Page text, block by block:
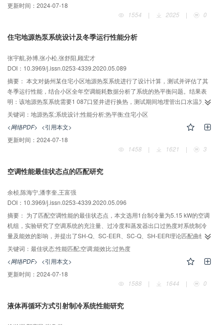
范围内均可实现100%以上的额定制冷量，COP可达3.96~6.25，满足过渡季节
工况下的运行需求。室外温度低于﹣5 ℃时，使用单氟泵驱动可满足额定制冷
更新时间： 2024-07-18
1554
| 2025 | 0
住宅地源热泵系统设计及冬季运行性能分析
张宇航,孙博,张小松,张舒阳,顾宏才
DOI：10.3969/j.issn.0253-4339.2020.05.089
摘要： 本文对扬州某住宅小区地源热泵系统进行了设计计算，测试并评估了其
冬季运行性能，结合小区全年空调能耗数据分析了系统的热平衡问题。结果表
明：该地源热泵系统需要1 087口竖井进行换热，测试期间地埋管出口水温为
8.5~9.0 ℃，机组性能系数为3.67~4.17，系统性能系数为2.66。系统性能系数
较低的主要原因可能是：一方面，结合测试数据得出，低部分负荷率下系统小
温差大流量运行，导致水泵能耗较高；另一方面，结合小区全年空调能耗数据
得出，系统冬季取热量和夏季放热量不平衡，导致土壤温度有所下降。
关键词： 地源热泵;系统设计;性能分析;热平衡;住宅小区
<网络PDF> <引用本文>
更新时间： 2024-07-18
1458
| 1621 | 3
空调性能最佳状态点的匹配研究
余桢,陈海宁,潘李奎,王富强
DOI：10.3969/j.issn.0253-4339.2020.05.096
摘要： 为了匹配空调性能的最佳状态点，本文选用1台制冷量为5.15 kW的空调
机组，实验研究了空调系统的充注量、过冷度和蒸发器出口过热度对系统制冷
量及能效的影响，并提出了SH-Q、SC-EER、SC-Q、SH-EER理论匹配曲线，
通过曲线匹配出空调系统的最佳状态点。实现最佳状态点匹配的途径可分为两
部分：1）首次充注制冷剂充注量，根据匹配曲线找到系统最适宜的蒸发过热度
和冷凝过冷度；2）根据蒸发过热度及冷凝过冷度，调整充注量和节流强度，匹
配出空调系统制冷能效的最佳状态点。实验研究了蒸发过热度为0~18 ℃、过冷
度为0~9 ℃时空调性能的变化规律，根据匹配曲线得到系统匹配的最佳状态
与实验区间最小值2.64相比增加了11.4%。
关键词： 最佳状态;性能匹配;空调;能效比;过热度
<网络PDF> <引用本文>
更新时间： 2024-07-18
1588
| 1644 | 0
液体再循环方式引射制冷系统性能研究